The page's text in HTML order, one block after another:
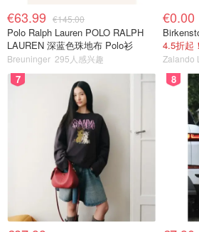
€63.99 €145.00
Polo Ralph Lauren POLO RALPH
LAUREN 深蓝色珠地布 Polo衫
Breuninger 295人感兴趣
€0.00
4.5折起
Zalando
7 8